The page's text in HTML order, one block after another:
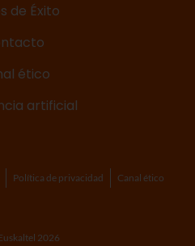
de Éxito
ético
artificial
Política de privacidad Canal ético
2026